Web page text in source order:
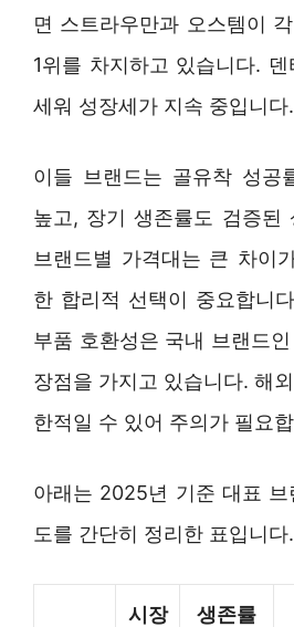
면 스트라우만과 오스템이
1위를 차지하고 있습니다.
세워 성장세가 지속 중입니다.
이들 브랜드는 골유착 성공
높고, 장기 생존률도 검증된
브랜드별 가격대는 큰 차이
한 합리적 선택이 중요합니
부품 호환성은 국내 브랜드
장점을 가지고 있습니다. 해
한적일 수 있어 주의가 필요
아래는 2025년 기준 대표 브
도를 간단히 정리한 표입니다.
시장
생존률